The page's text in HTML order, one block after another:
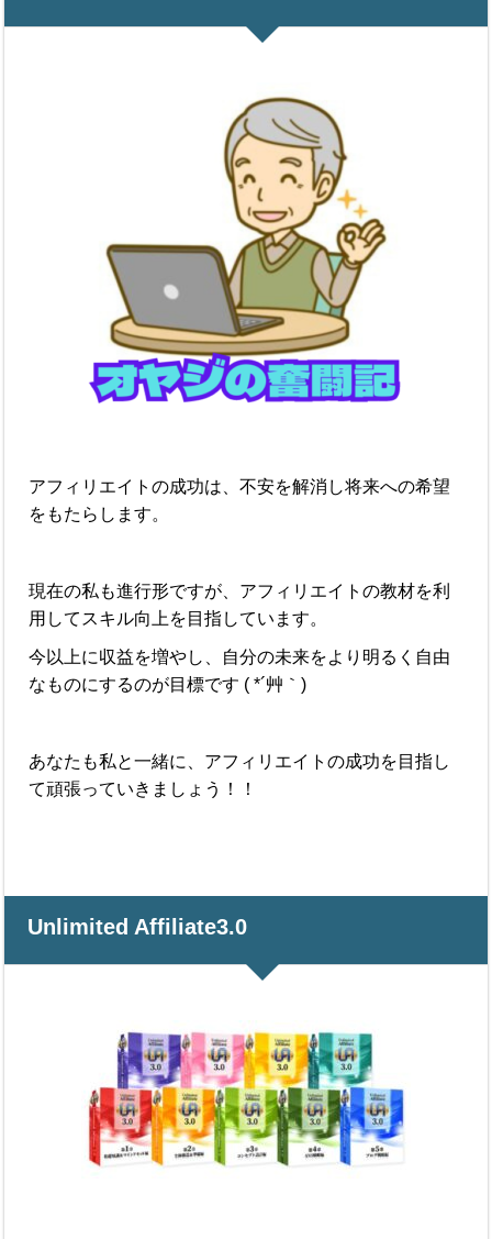
アフィリエイトの成功は、不安を解消し将来への希望
をもたらします。
現在の私も進行形ですが、アフィリエイトの教材を利
用してスキル向上を目指しています。
今以上に収益を増やし、自分の未来をより明るく自由
なものにするのが目標です ( *´艸｀)
あなたも私と一緒に、アフィリエイトの成功を目指し
て頑張っていきましょう！！
Unlimited Affiliate3.0